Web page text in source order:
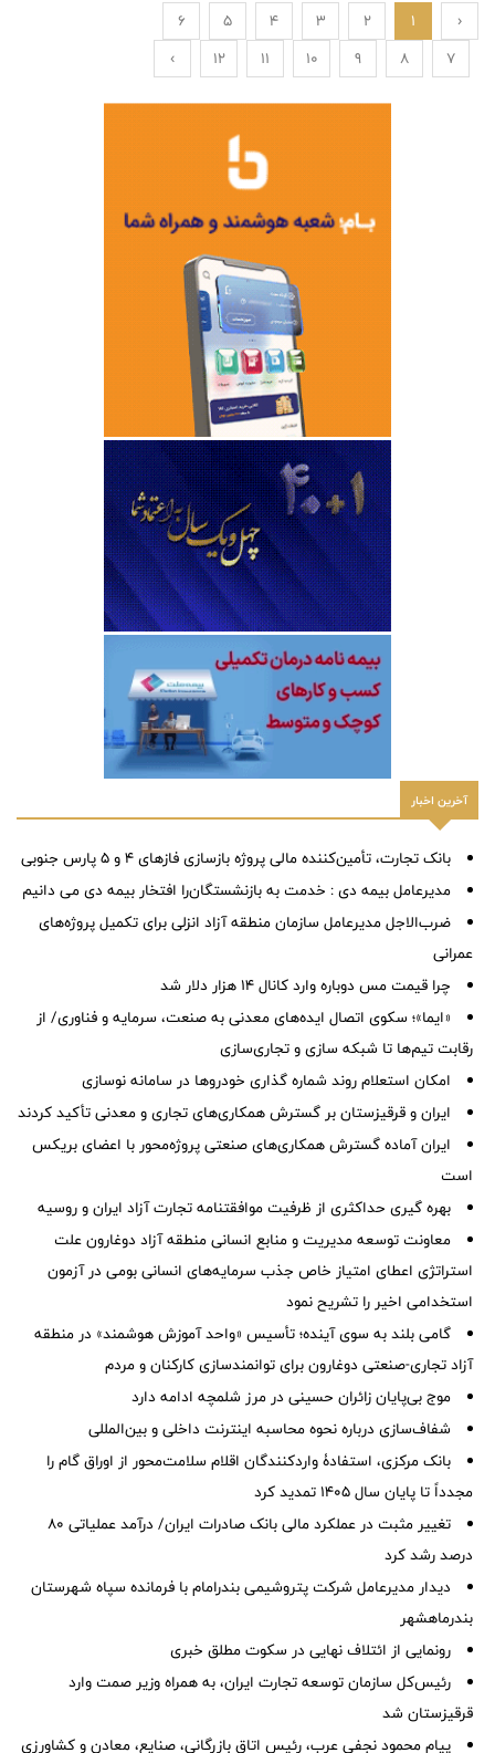
اولیه فرابورس ایران در سال جاری با موفقیت انجام شد.‹
1
2
3
4
5
6
7
8
9
10
11
12
›
آخرین اخبار
بانک تجارت، تأمین‌کننده مالی پروژه بازسازی فازهای ۴ و ۵ پارس جنوبی
مدیرعامل بیمه دی : خدمت به بازنشستگان‌را افتخار بیمه دی می دانیم
ضرب‌الاجل مدیرعامل سازمان منطقه آزاد انزلی برای تكمیل پروژه‌های
عمرانی
چرا قیمت مس دوباره وارد کانال ۱۴ هزار دلار شد
«ایما»؛ سکوی اتصال ایده‌های معدنی به صنعت، سرمایه و فناوری/ از
رقابت تیم‌ها تا شبکه سازی و تجاری‌سازی
امکان استعلام روند شماره گذاری خودروها در سامانه نوسازی
ایران و قرقیزستان بر گسترش همکاری‌های تجاری و معدنی تأکید کردند
ایران آماده گسترش همکاری‌های صنعتی پروژه‌محور با اعضای بریکس
است
بهره گیری حداکثری از ظرفیت موافقتنامه تجارت آزاد ایران و روسیه
معاونت توسعه مدیریت و منابع انسانی منطقه آزاد دوغارون علت
استراتژی اعطای امتیاز خاص جذب سرمایه‌های انسانی بومی در آزمون
استخدامی اخیر را تشریح نمود
گامی بلند به سوی آینده؛ تأسیس «واحد آموزش هوشمند» در منطقه
آزاد تجاری-صنعتی دوغارون برای توانمندسازی کارکنان و مردم
موج بی‌پایان زائران حسینی در مرز شلمچه ادامه دارد
شفاف‌سازی درباره نحوه محاسبه اینترنت داخلی و بین‌المللی
بانک مرکزی، استفادۀ واردکنندگان اقلام سلامت‌محور از اوراق گام را
مجدداً تا پایان سال ۱۴۰۵ تمدید کرد
تغییر مثبت در عملکرد مالی بانک صادرات ایران/ درآمد عملیاتی 80
درصد رشد کرد
دیدار مدیرعامل شرکت پتروشیمی بندرامام با فرمانده سپاه شهرستان
بندرماهشهر
رونمایی از ائتلاف‌ نهایی در سکوت مطلق خبری
رئیس‌کل سازمان توسعه تجارت ایران، به همراه وزیر صمت وارد
قرقیزستان شد
پیام محمود نجفی عرب، رئیس اتاق بازرگانی، صنایع، معادن و کشاورزی